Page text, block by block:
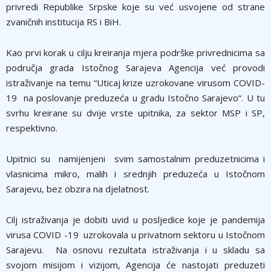
privredi Republike Srpske koje su već usvojene od strane
zvaničnih institucija RS i BiH.
Kao prvi korak u cilju kreiranja mjera podrške privrednicima sa
područja grada Istočnog Sarajeva Agencija već provodi
istraživanje na temu “Uticaj krize uzrokovane virusom COVID-
19 na poslovanje preduzeća u gradu Istočno Sarajevo“. U tu
svrhu kreirane su dvije vrste upitnika, za sektor MSP i SP,
respektivno.
Upitnici su namijenjeni svim samostalnim preduzetnicima i
vlasnicima mikro, malih i srednjih preduzeća u Istočnom
Sarajevu, bez obzira na djelatnost.
Cilj istraživanja je dobiti uvid u posljedice koje je pandemija
virusa COVID -19 uzrokovala u privatnom sektoru u Istočnom
Sarajevu. Na osnovu rezultata istraživanja i u skladu sa
svojom misijom i vizijom, Agencija će nastojati preduzeti